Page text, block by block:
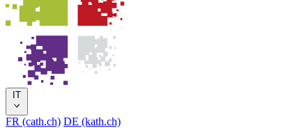
IT
FR (cath.ch) DE (kath.ch)